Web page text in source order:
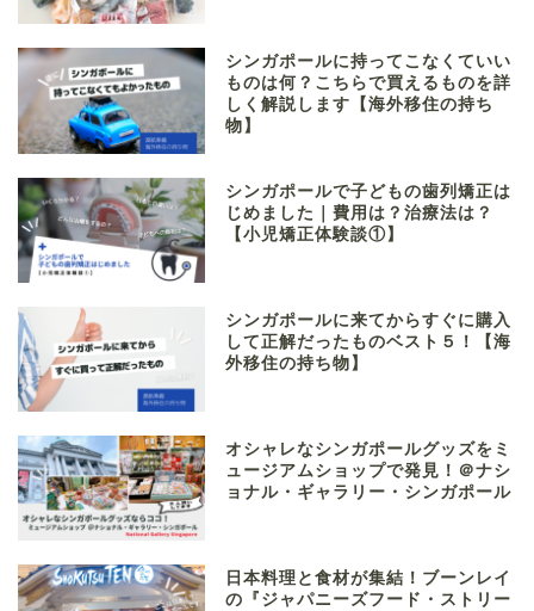
シンガポールに持ってこなくていい
ものは何？こちらで買えるものを詳
しく解説します【海外移住の持ち
物】
シンガポールで子どもの歯列矯正は
じめました｜費用は？治療法は？
【小児矯正体験談①】
シンガポールに来てからすぐに購入
して正解だったものベスト５！【海
外移住の持ち物】
オシャレなシンガポールグッズをミ
ュージアムショップで発見！＠ナシ
ョナル・ギャラリー・シンガポール
日本料理と食材が集結！ブーンレイ
の『ジャパニーズフード・ストリー